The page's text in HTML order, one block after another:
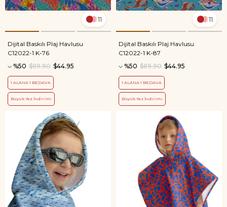
11
Dijital Baskılı Plaj Havlusu
C12022-1 K-76
%50
$44.95
$89.90
1 ALANA 1 BEDAVA
Büyük Yaz İndirimi
11
Dijital Baskılı Plaj Havlusu
C12022-1 K-87
%50
$44.95
$89.90
1 ALANA 1 BEDAVA
Büyük Yaz İndirimi